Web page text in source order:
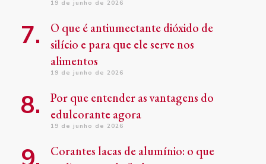
19 de junho de 2026
O que é antiumectante dióxido de
silício e para que ele serve nos
alimentos
19 de junho de 2026
Por que entender as vantagens do
edulcorante agora
19 de junho de 2026
Corantes lacas de alumínio: o que